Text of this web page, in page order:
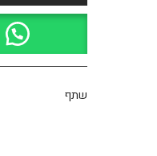
שתף